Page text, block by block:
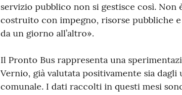
servizio pubblico non si gestisce così.
costruito con impegno, risorse pubbliche
da un giorno all’altro».
Il Pronto Bus rappresenta una
Vernio, già valutata positivamente sia dagli
comunale. I dati raccolti in questi mesi